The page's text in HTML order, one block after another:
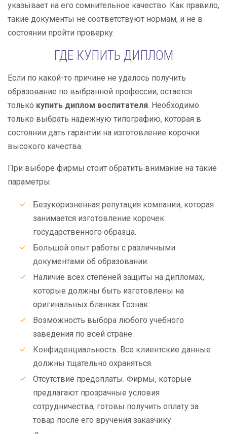
указывает на его сомнительное качество. Как правило,
такие документы не соответствуют нормам, и не в
состоянии пройти проверку.
ГДЕ КУПИТЬ ДИПЛОМ
Если по какой-то причине не удалось получить
образование по выбранной профессии, остается
только купить диплом воспитателя. Необходимо
только выбрать надежную типографию, которая в
состоянии дать гарантии на изготовление корочки
высокого качества.
При выборе фирмы стоит обратить внимание на такие
параметры:
Безукоризненная репутация компании, которая
занимается изготовление корочек
государственного образца.
Большой опыт работы с различными
документами об образовании.
Наличие всех степеней защиты на дипломах,
которые должны быть изготовлены на
оригинальных бланках Гознак.
Возможность выбора любого учебного
заведения по всей стране.
Конфиденциальность. Все клиентские данные
должны тщательно охраняться.
Отсутствие предоплаты. Фирмы, которые
предлагают прозрачные условия
сотрудничества, готовы получить оплату за
товар после его вручения заказчику.